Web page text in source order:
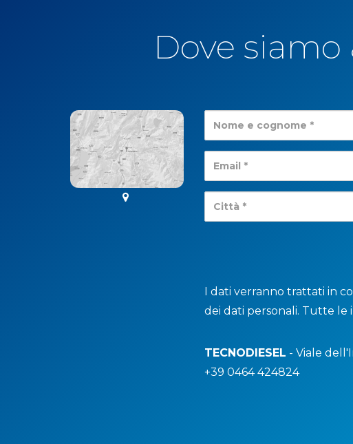
Dove siamo
I dati verranno trattati in
dei dati personali. Tutte le
TECNODIESEL - Viale
+39 0464 424824